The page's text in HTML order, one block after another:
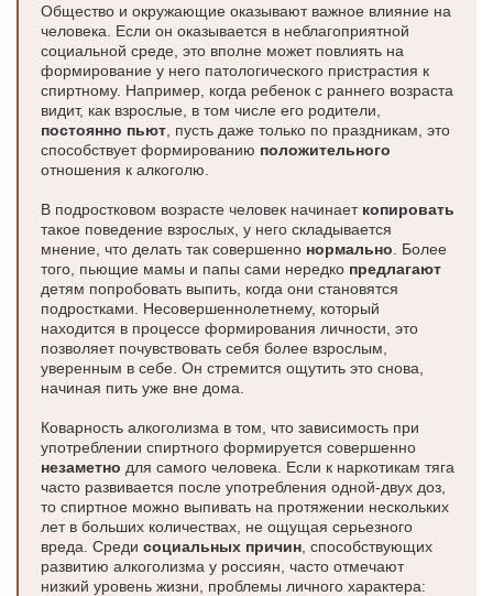
Общество и окружающие оказывают важное влияние на
человека. Если он оказывается в неблагоприятной
социальной среде, это вполне может повлиять на
формирование у него патологического пристрастия к
спиртному. Например, когда ребенок с раннего возраста
видит, как взрослые, в том числе его родители,
постоянно пьют , пусть даже только по праздникам, это
способствует формированию положительного
отношения к алкоголю.
В подростковом возрасте человек начинает копировать
такое поведение взрослых, у него складывается
мнение, что делать так совершенно нормально . Более
того, пьющие мамы и папы сами нередко предлагают
детям попробовать выпить, когда они становятся
подростками. Несовершеннолетнему, который
находится в процессе формирования личности, это
позволяет почувствовать себя более взрослым,
уверенным в себе. Он стремится ощутить это снова,
начиная пить уже вне дома.
Коварность алкоголизма в том, что зависимость при
употреблении спиртного формируется совершенно
незаметно для самого человека. Если к наркотикам тяга
часто развивается после употребления одной-двух доз,
то спиртное можно выпивать на протяжении нескольких
лет в больших количествах, не ощущая серьезного
вреда. Среди социальных причин , способствующих
развитию алкоголизма у россиян, часто отмечают
низкий уровень жизни, проблемы личного характера: